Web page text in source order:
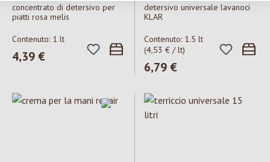
concentrato di detersivo per
piatti rosa melis
Contenuto: 1 lt
Prezzo normale:
4,39 €
detersivo universale lavanoci
KLAR
Contenuto: 1.5 lt
(4,53 € / lt)
Prezzo normale:
6,79 €